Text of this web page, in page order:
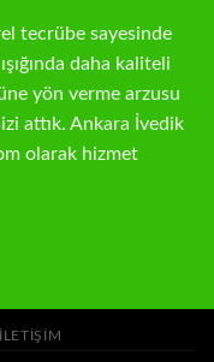
tecrübe sayesinde
daha kaliteli
yön verme arzusu
attık. Ankara İvedik
olarak hizmet
İLETIŞIM